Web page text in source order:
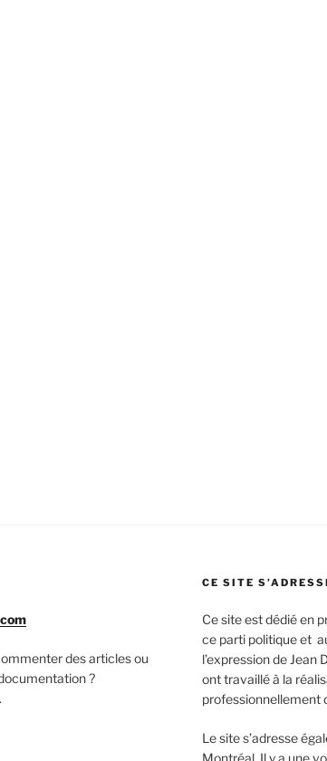
des articles ou
?
CE SITE
Ce site est dédié en
ce parti politique et
l’expression de Jean
ont travaillé à la
professionnellement
Le site s’adresse
Montréal. Il y a une